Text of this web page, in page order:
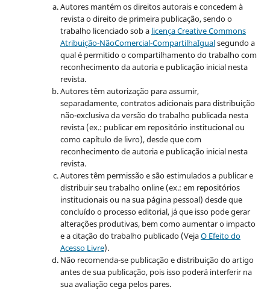
Autores mantém os direitos autorais e concedem à
revista o direito de primeira publicação, sendo o
trabalho licenciado sob a licença Creative Commons
Atribuição-NãoComercial-CompartilhaIgualsegundo a
qual é permitido o compartilhamento do trabalho com
reconhecimento da autoria e publicação inicial nesta
revista.
Autores têm autorização para assumir,
separadamente, contratos adicionais para distribuição
não-exclusiva da versão do trabalho publicada nesta
revista (ex.: publicar em repositório institucional ou
como capítulo de livro), desde que com
reconhecimento de autoria e publicação inicial nesta
revista.
Autores têm permissão e são estimulados a publicar e
distribuir seu trabalho online (ex.: em repositórios
institucionais ou na sua página pessoal) desde que
concluído o processo editorial, já que isso pode gerar
alterações produtivas, bem como aumentar o impacto
e a citação do trabalho publicado (VejaO Efeito do
Acesso Livre).
Não recomenda-se publicação e distribuição do artigo
antes de sua publicação, pois isso poderá interferir na
sua avaliação cega pelos pares.